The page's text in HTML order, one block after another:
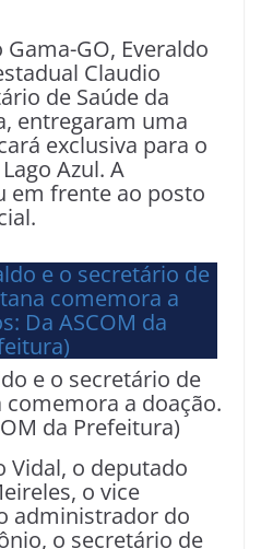
GO, Everaldo
Claudio
de Saúde da
entregaram uma
exclusiva para o
Azul. A
em frente ao posto
e o secretário de
comemora a doação.
da Prefeitura)
Vidal, o deputado
o vice
administrador do
o secretário de